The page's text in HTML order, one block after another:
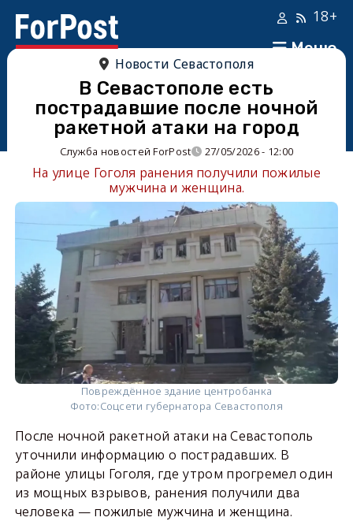
Меню
18+
Новости Севастополя
В Севастополе есть
пострадавшие после ночной
ракетной атаки на город
Служба новостей ForPost 27/05/2026 - 12:00
На улице Гоголя ранения получили пожилые
мужчина и женщина.
Повреждённое здание центробанка
Фото:Соцсети губернатора Севастополя
После ночной ракетной атаки на Севастополь
уточнили информацию о пострадавших. В
районе улицы Гоголя, где утром прогремел один
из мощных взрывов, ранения получили два
человека — пожилые мужчина и женщина.